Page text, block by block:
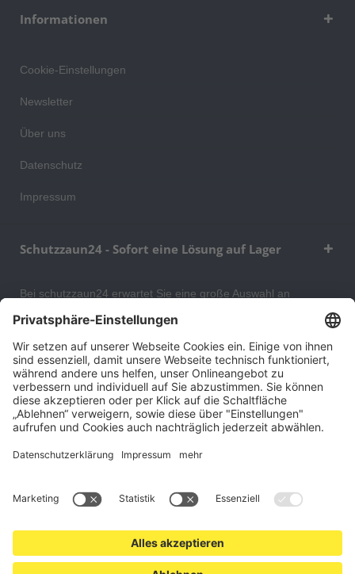
Informationen
Cookie-Einstellungen
Newsletter
Über uns
Datenschutz
Impressum
Schutzzaun24 - Sofort eine Lösung auf Lager
Bei schutzzaun24 erwartet Sie eine große Auswahl an
Schutzgittern, Schutzeinrichtungen, Absturzsicherungen und
auch Ihr Wohngebäude optimal organisieren und sichern
können. An unserem Versandlager bevorraten wir ein großes
Sortiment von Lagerartikeln, welche innerhalb von 48 Stunden
versandbereit sind.
Cookie-Einstellungen Über uns
freibleibend. Solange der Vorrat reicht.
© 2026 schutzzaun24.at